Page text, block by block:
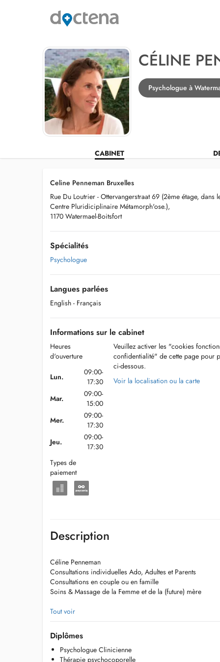
CÉLINE
Psychologue à
CABINET
Celine Penneman Bruxelles
Rue Du Loutrier - Ottervangerstraat 69 (2ème étage, dans
Centre Pluridiciplinaire Métamorph'ose.),
1170 Watermael-Boitsfort
Spécialités
Psychologue
Langues parlées
English - Français
Informations sur le cabinet
Heures
d'ouverture
Lun.
09:00-
17:30
Mar.
09:00-
15:00
Mer.
09:00-
17:30
Jeu.
09:00-
17:30
Types de
paiement
Veuillez activer les "cookies
confidentialité" de cette page pour
ci-dessous.
Voir la localisation ou la carte
Description
Céline Penneman
Consultations individuelles Ado, Adultes et Parents
Consultations en couple ou en famille
Soins & Massage de la Femme et de la (future) mère
Tel : 0479 912 716
cpenneman.psy@gmail.com
Depuis le début de ma vie professionnelle en 2007, j'ai à
prendre soin de vous à travers une approche complète
Tout voir
Diplômes
Psychologue Clinicienne
Thérapie psychocoporelle